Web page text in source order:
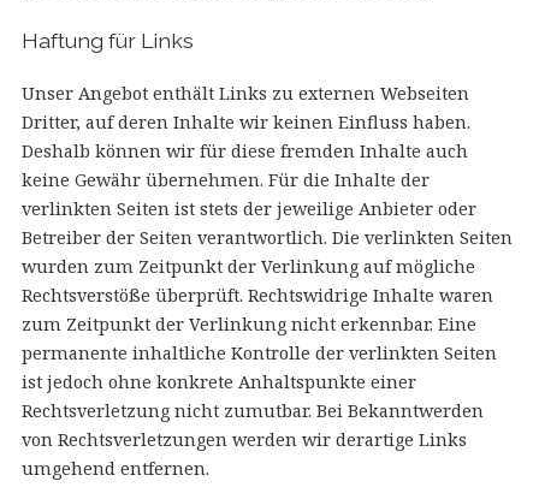
Haftung für Links
Unser Angebot enthält Links zu externen Webseiten
Dritter, auf deren Inhalte wir keinen Einfluss haben.
Deshalb können wir für diese fremden Inhalte auch
keine Gewähr übernehmen. Für die Inhalte der
verlinkten Seiten ist stets der jeweilige Anbieter oder
Betreiber der Seiten verantwortlich. Die verlinkten Seiten
wurden zum Zeitpunkt der Verlinkung auf mögliche
Rechtsverstöße überprüft. Rechtswidrige Inhalte waren
zum Zeitpunkt der Verlinkung nicht erkennbar. Eine
permanente inhaltliche Kontrolle der verlinkten Seiten
ist jedoch ohne konkrete Anhaltspunkte einer
Rechtsverletzung nicht zumutbar. Bei Bekanntwerden
von Rechtsverletzungen werden wir derartige Links
umgehend entfernen.